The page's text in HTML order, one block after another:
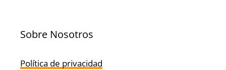
Sobre Nosotros
Política de privacidad